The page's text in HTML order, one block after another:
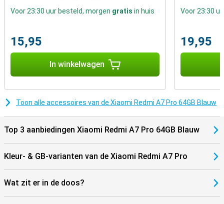
Voor 23:30 uur besteld, morgen gratis in huis
15,95
In winkelwagen
Voor 23:30
19,95
Toon alle accessoires van de Xiaomi Redmi A7 Pro 64GB Blauw
Top 3 aanbiedingen Xiaomi Redmi A7 Pro 64GB Blauw
Kleur- & GB-varianten van de Xiaomi Redmi A7 Pro
Wat zit er in de doos?